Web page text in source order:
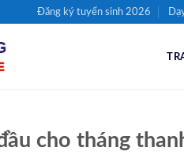
Đăng ký tuyển sinh 2026
cho tháng